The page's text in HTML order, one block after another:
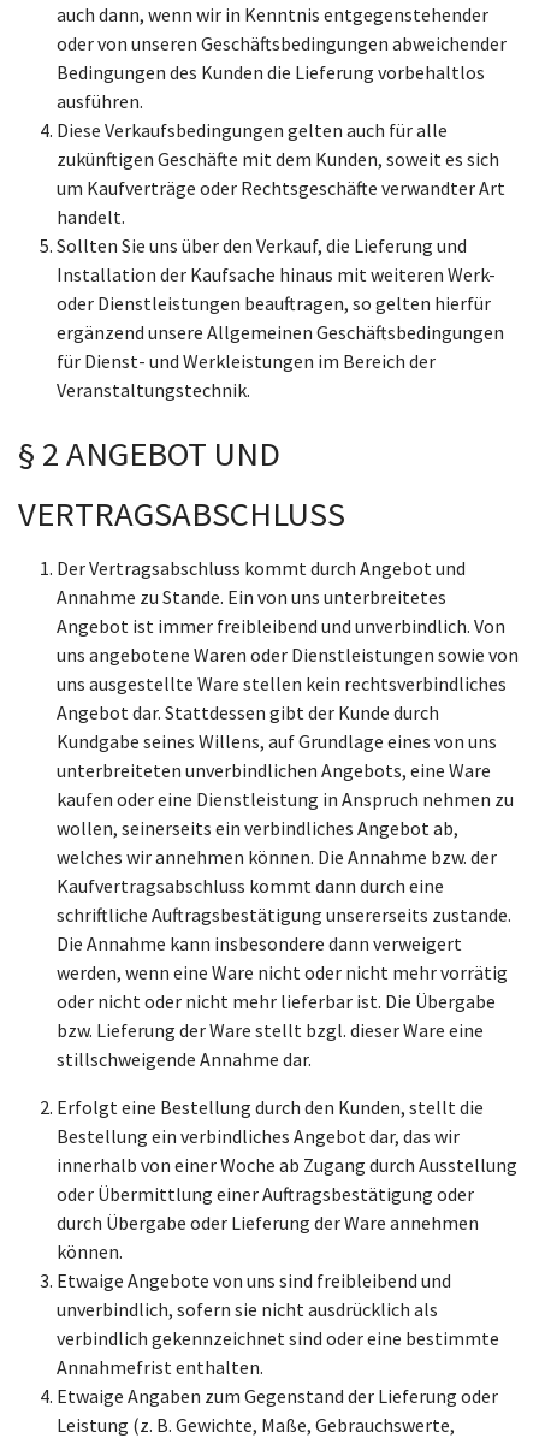
auch dann, wenn wir in Kenntnis entgegenstehender
oder von unseren Geschäftsbedingungen abweichender
Bedingungen des Kunden die Lieferung vorbehaltlos
ausführen.
Diese Verkaufsbedingungen gelten auch für alle
zukünftigen Geschäfte mit dem Kunden, soweit es sich
um Kaufverträge oder Rechtsgeschäfte verwandter Art
handelt.
Sollten Sie uns über den Verkauf, die Lieferung und
Installation der Kaufsache hinaus mit weiteren Werk-
oder Dienstleistungen beauftragen, so gelten hierfür
ergänzend unsere Allgemeinen Geschäftsbedingungen
für Dienst- und Werkleistungen im Bereich der
Veranstaltungstechnik.
§ 2 ANGEBOT UND
VERTRAGSABSCHLUSS
Der Vertragsabschluss kommt durch Angebot und
Annahme zu Stande. Ein von uns unterbreitetes
Angebot ist immer freibleibend und unverbindlich. Von
uns angebotene Waren oder Dienstleistungen sowie von
uns ausgestellte Ware stellen kein rechtsverbindliches
Angebot dar. Stattdessen gibt der Kunde durch
Kundgabe seines Willens, auf Grundlage eines von uns
unterbreiteten unverbindlichen Angebots, eine Ware
kaufen oder eine Dienstleistung in Anspruch nehmen zu
wollen, seinerseits ein verbindliches Angebot ab,
welches wir annehmen können. Die Annahme bzw. der
Kaufvertragsabschluss kommt dann durch eine
schriftliche Auftragsbestätigung unsererseits zustande.
Die Annahme kann insbesondere dann verweigert
werden, wenn eine Ware nicht oder nicht mehr vorrätig
oder nicht oder nicht mehr lieferbar ist. Die Übergabe
bzw. Lieferung der Ware stellt bzgl. dieser Ware eine
stillschweigende Annahme dar.
Erfolgt eine Bestellung durch den Kunden, stellt die
Bestellung ein verbindliches Angebot dar, das wir
innerhalb von einer Woche ab Zugang durch Ausstellung
oder Übermittlung einer Auftragsbestätigung oder
durch Übergabe oder Lieferung der Ware annehmen
können.
Etwaige Angebote von uns sind freibleibend und
unverbindlich, sofern sie nicht ausdrücklich als
verbindlich gekennzeichnet sind oder eine bestimmte
Annahmefrist enthalten.
Etwaige Angaben zum Gegenstand der Lieferung oder
Leistung (z. B. Gewichte, Maße, Gebrauchswerte,